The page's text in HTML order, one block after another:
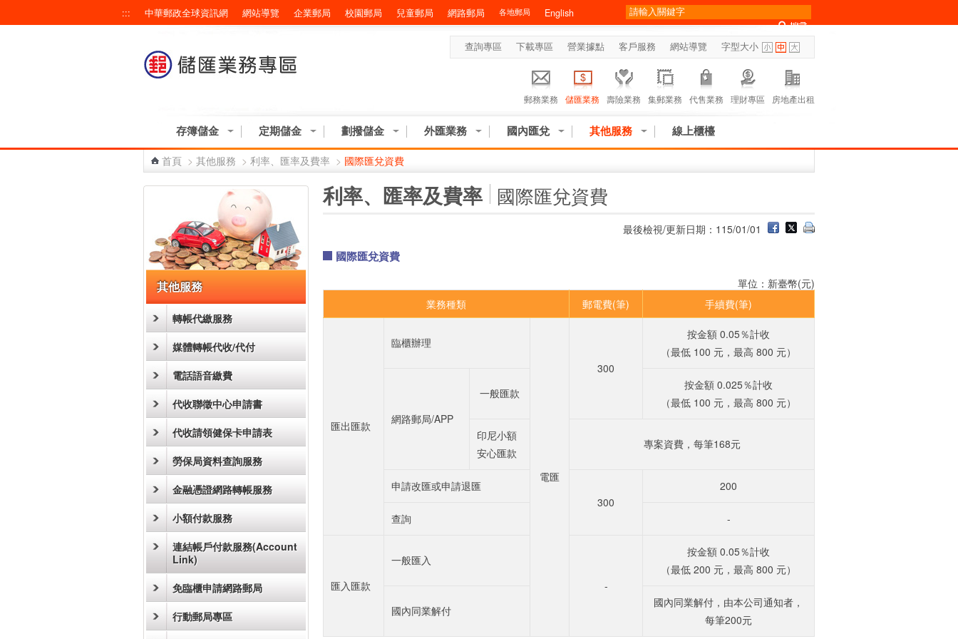
::: 中華郵政全球資訊網 網站導覽 企業郵局 校園郵局 兒童郵局 網路郵局 各地郵局 English
查詢專區 下載專區 營業據點 客戶服務 網站導覽 字型大小
郵務業務 儲匯業務 壽險業務 集郵業務 代售業務 理財專區 房地產出租
存簿儲金 定期儲金 劃撥儲金 外匯業務 國內匯兌 其他服務 線上櫃檯
首頁 > 其他服務 > 利率、匯率及費率 > 國際匯兌資費
其他服務
轉帳代繳服務
媒體轉帳代收/代付
電話語音繳費
代收聯徵中心申請書
代收請領健保卡申請表
勞保局資料查詢服務
金融憑證網路轉帳服務
小額付款服務
連結帳戶付款服務(Account
Link)
免臨櫃申請網路郵局
行動郵局專區
利率、匯率及費率 國際匯兌資費
最後檢視/更新日期：115/01/01
國際匯兌資費
單位：新臺幣(元)
業務種類
郵電費(筆) 手續費(筆)
匯出匯款
臨櫃辦理
電匯
300
按金額 0.05％計收
（最低 100 元，最高 800 元）
網路郵局/APP
一般匯款
按金額 0.025％計收
（最低 100 元，最高 800 元）
印尼小額
安心匯款
專案資費，每筆168元
申請改匯或申請退匯
300
200
查詢 -
匯入匯款
一般匯入
-
按金額 0.05％計收
（最低 200 元，最高 800 元）
國內同業解付
國內同業解付，由本公司通知者，
每筆200元